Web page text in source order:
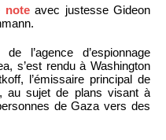
noteavec justesse Gideon
l’agence d’espionnage
s’est rendu à Washington
l’émissaire principal de
au sujet de plans visant à
de Gaza vers des